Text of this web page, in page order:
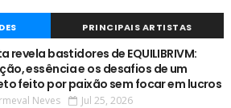
PRINCIPAIS ARTISTAS
revela bastidores de EQUILIBRIVM:
essência e os desafios de um
feito por paixão sem focar em lucros
Neves Jul 25, 2026